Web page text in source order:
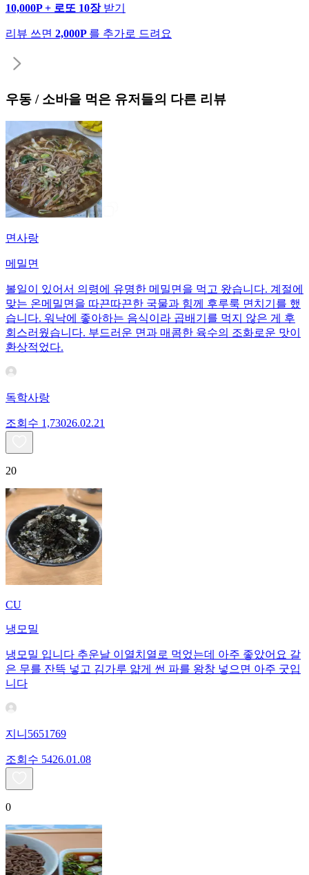
10,000P + 로또 10장 받기
리뷰 쓰면 2,000P 를 추가로 드려요
우동 / 소바을 먹은 유저들의 다른 리뷰
면사랑
메밀면
볼일이 있어서 의령에 유명한 메밀면을 먹고 왔습니다. 계절에
맞는 온메밀면을 따끈따끈한 국물과 힘께 후루룩 면치기를 했
습니다. 워낙에 좋아하는 음식이라 곱배기를 먹지 않은 게 후
회스러웠습니다. 부드러운 면과 매콤한 육수의 조화로운 맛이
환상적었다.
독학사랑
조회수 1,73026.02.21
20
CU
냉모밀
냉모밀 입니다 추운날 이열치열로 먹었는데 아주 좋았어요 갈
은 무를 잔뜩 넣고 김가루 얇게 썬 파를 왕창 넣으면 아주 굿입
니다
지니5651769
조회수 5426.01.08
0